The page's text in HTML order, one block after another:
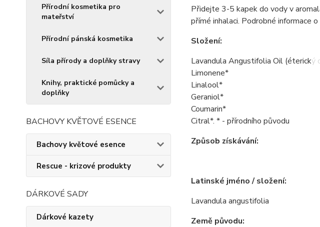
Přírodní kosmetika pro
mateřství
Přírodní pánská kosmetika
Síla přírody a doplňky stravy
Knihy, praktické pomůcky a
doplňky
BACHOVY KVĚTOVÉ ESENCE
Bachovy květové esence
Rescue - krizové produkty
DÁRKOVÉ SADY
Dárkové kazety
Přidejte 3-5 kapek do vody v
přímé inhalaci. Podrobné informace
Složení:
Lavandula Angustifolia Oil (éterický
Limonene*
Linalool*
Geraniol*
Coumarin*
Citral*. * - přírodního původu
Způsob získávání:
Latinské jméno / složení:
Lavandula angustifolia
Země původu: